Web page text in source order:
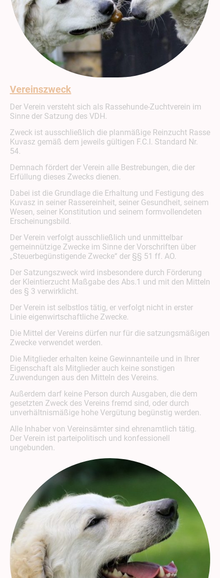
Vereinszweck
Der Verein versteht sich als Rassehunde-Zuchtverein im
Sinne der Satzung des VDH.
Zweck ist ausschließlich die planmäßige Reinzucht Rasse
Kuvasz gemäß dem jeweils gültigen F.C.I. Standard Nr.
54.
Demnach fördert der Verein alle Bestrebungen, die der
Erfüllung dieses Zwecks dienen.
Dabei ist die Grundlage die Erhaltung und Festigung des
Kuvasz in seiner Rassereinheit, seiner Gesundheit, seinem
Wesen, seiner Konstitution und seinem formvollendeten
Erscheinungsbild.
Der Verein verfolgt ausschließlich und unmittelbar
gemeinnützige Zwecke im Sinne der Vorschriften über
„Steuerbegünstigende Zwecke“ der §§ 51 ff. AO.
Der Satzungszweck wird insbesondere durch Förderung
der Kleintierzucht Maßgabe des Abs.1 und mit den Mitteln
des § 3 verwirklicht.
Der Verein ist selbstlos tätig, er verfolgt nicht in erster
Linie eigenwirtschaftliche Zwecke.
Die Mittel der Vereins dürfen nur für die satzungsmäßigen
Zwecke verwendet werden.
Die Mitglieder erhalten keine Gewinnanteile und in Ihrer
Eigenschaft als Mitglieder auch keine sonstigen
Zuwendungen aus den Mitteln des Vereins.
Außerdem darf keine Person durch Ausgaben, die dem
gesetzten Zweck des Vereins fremd sind, oder durch
unverhältnismäßige hohe Vergütung begünstig werden.
Alle Inhaber von Vereinsämter sind ehrenamtlich tätig.
Der Verein ist parteipolitisch und konfessionell
ungebunden.